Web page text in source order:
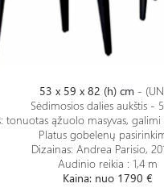
53 x 59 x 82 (h) cm -
Sėdimosios dalies aukštis -
tonuotas ąžuolo masyvas,
Platus gobelenų
Dizainas: Andrea Parisio,
Audinio reikia : 1,4 m
Kaina: nuo 1790 €